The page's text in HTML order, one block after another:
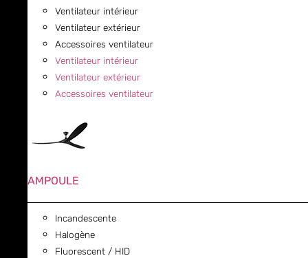
Ventilateur intérieur
Ventilateur extérieur
Accessoires ventilateur
Ventilateur intérieur
Ventilateur extérieur
Accessoires ventilateur
AMPOULE
Incandescente
Halogène
Fluorescent / HID